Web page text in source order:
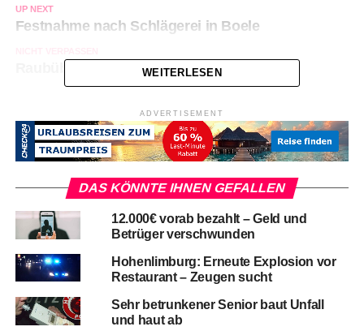
UP NEXT
Festnahme nach Schlägerei in Boele
Raubüberfall im Hochschulviertel
WEITERLESEN
ADVERTISEMENT
DAS KÖNNTE IHNEN GEFALLEN
12.000€ vorab bezahlt – Geld und
Betrüger verschwunden
Hohenlimburg: Erneute Explosion vor
Restaurant – Zeugen sucht
Sehr betrunkener Senior baut Unfall
und haut ab